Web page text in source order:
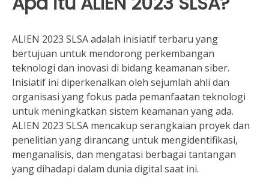
ALIEN 2023 SLSA adalah inisiatif terbaru yang
bertujuan untuk mendorong perkembangan
teknologi dan inovasi di bidang keamanan siber.
Inisiatif ini diperkenalkan oleh sejumlah ahli dan
organisasi yang fokus pada pemanfaatan teknologi
untuk meningkatkan sistem keamanan yang ada.
ALIEN 2023 SLSA mencakup serangkaian proyek dan
penelitian yang dirancang untuk mengidentifikasi,
menganalisis, dan mengatasi berbagai tantangan
yang dihadapi dalam dunia digital saat ini.